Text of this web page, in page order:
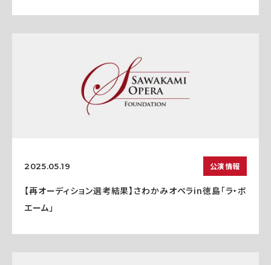
2025.05.19 公演情報
【再オーディション選考結果】さわかみオペラin徳島「ラ・ボ
エーム」